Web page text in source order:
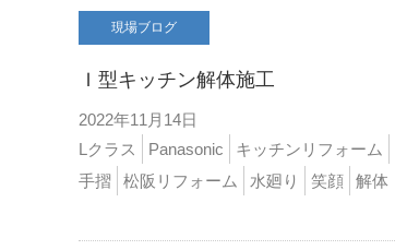
現場ブログ
Ｉ型キッチン解体施工
2022年11月14日
Lクラス
Panasonic キッチンリフォーム
手摺
松阪リフォーム 水廻り 笑顔 解体